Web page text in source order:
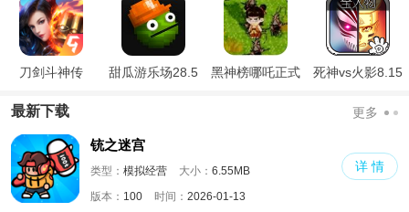
刀剑斗神传
甜瓜游乐场28.5
黑神榜哪吒正式
死神vs火影8.15
最新下载 更多
铳之迷宫
类型： 模拟经营 大小： 6.55MB
版本： 100 时间： 2026-01-13
详 情